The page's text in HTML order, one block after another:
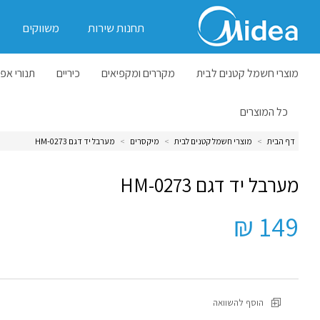
תחנות שירות
משווקים
מוצרי חשמל קטנים לבית מקררים ומקפיאים כיריים תנורי
כל המוצרים
דף הבית > מוצרי חשמל קטנים לבית > מיקסרים > מערבל יד דגם HM-0273
מערבל יד דגם HM-0273
149 ₪
הוסף להשוואה